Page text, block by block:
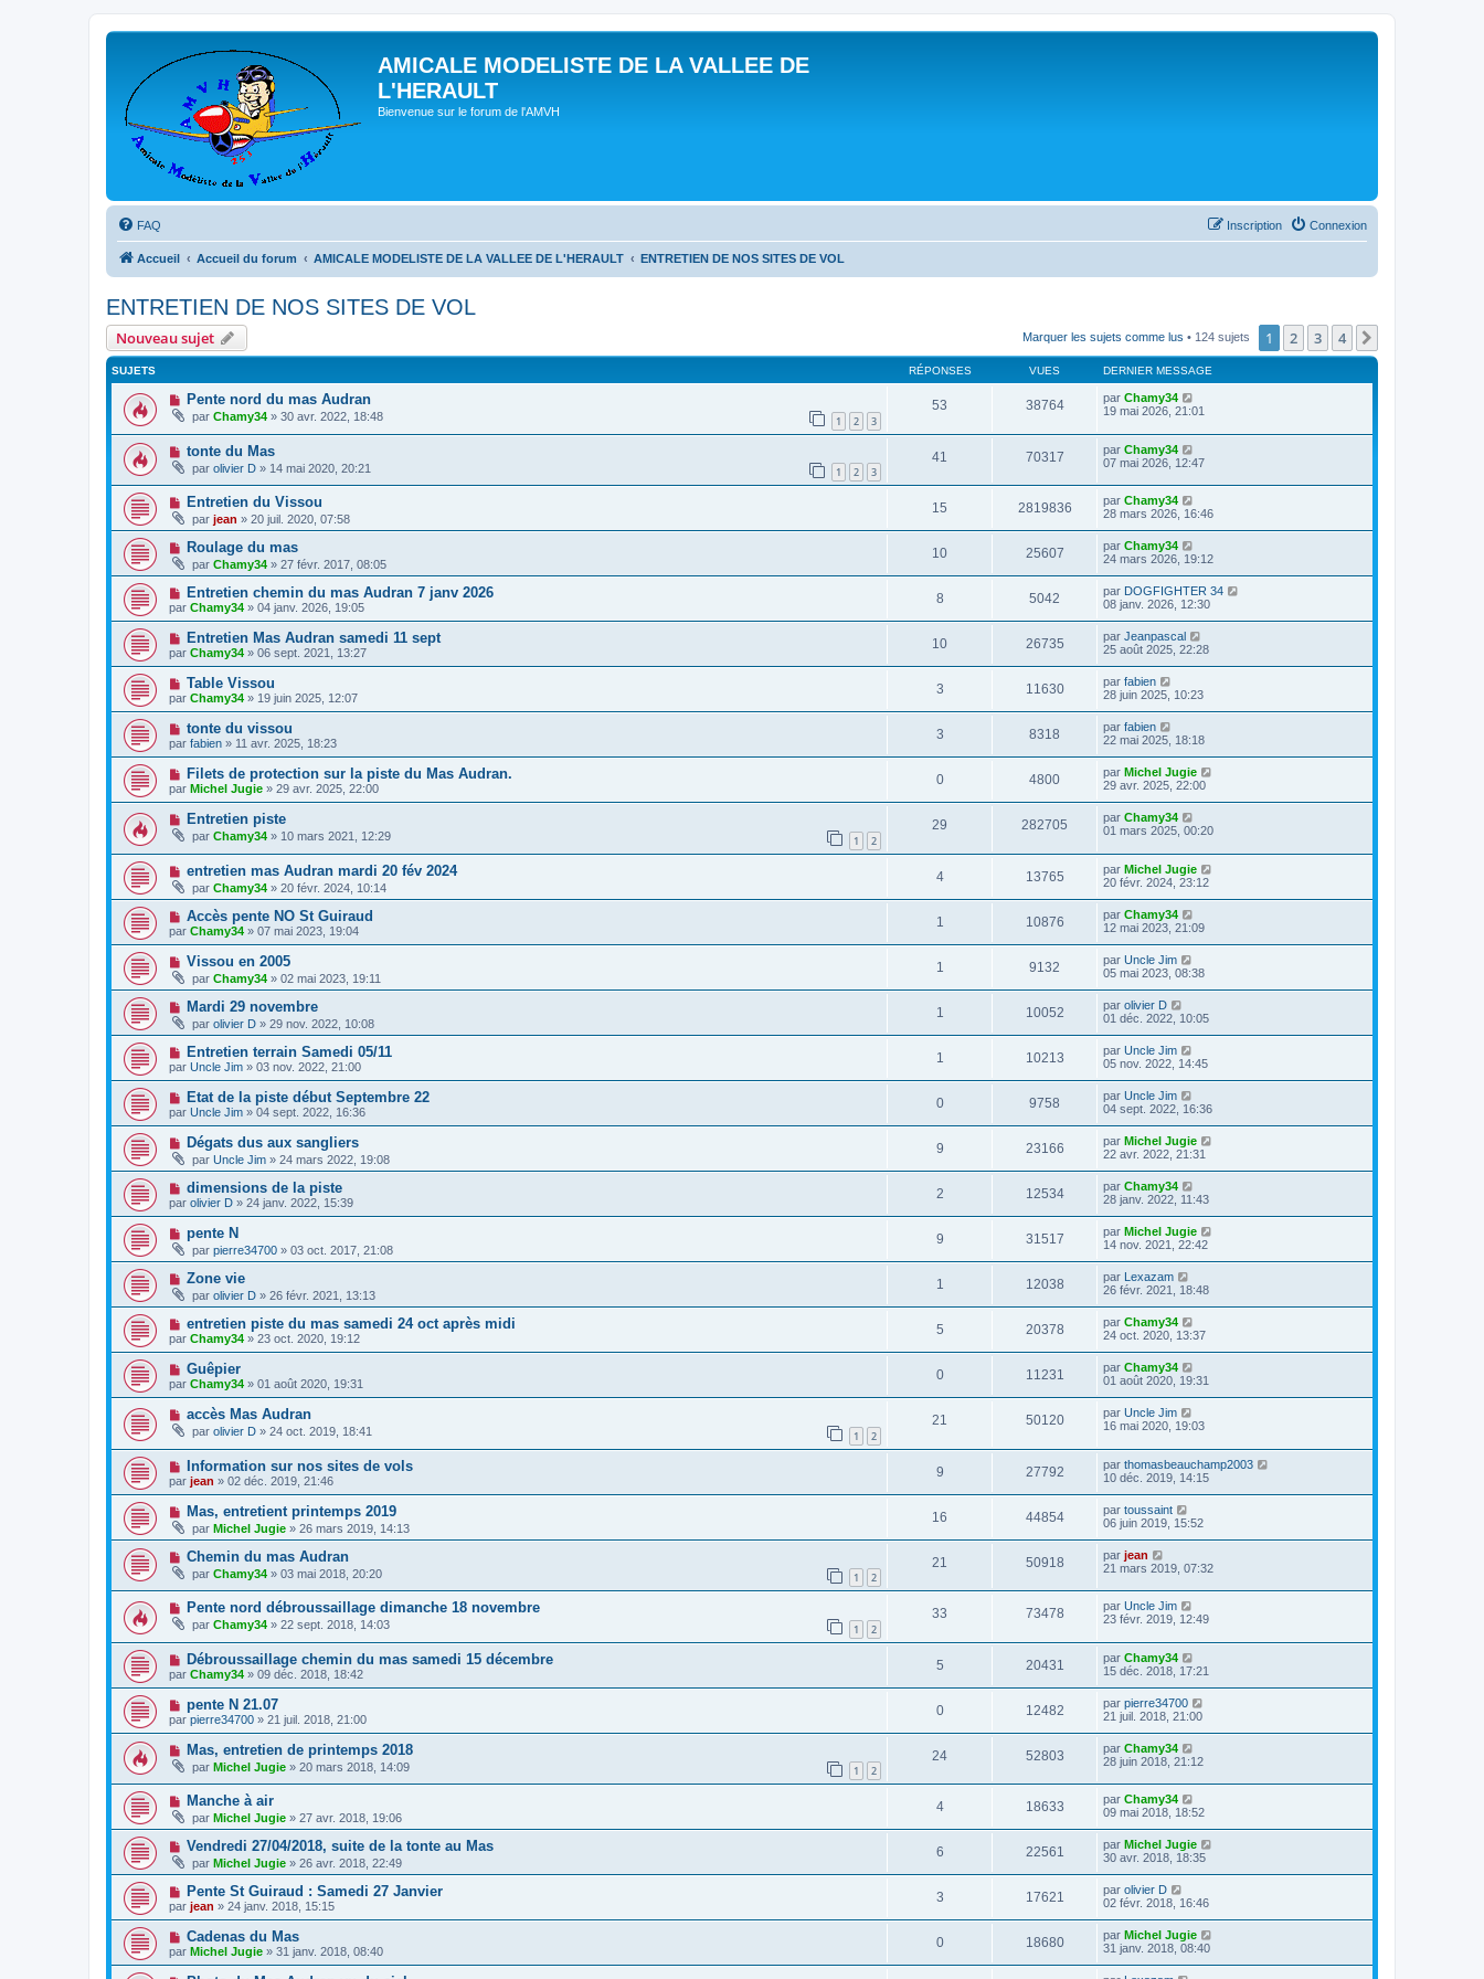
AMICALE MODELISTE DE LA VALLEE DE
L'HERAULT
Bienvenue sur le forum de l'AMVH
FAQ Connexion
Inscription
Accueil Accueil du forum AMICALE MODELISTE DE LA VALLEE DE L'HERAULT ENTRETIEN DE NOS SITES DE VOL
ENTRETIEN DE NOS SITES DE VOL
Nouveau sujet Marquer les sujets comme lus • 124 sujets 1 2 3 4
SUJETS RÉPONSES VUES DERNIER MESSAGE
Pente nord du mas Audran
par Chamy34 » 30 avr. 2022, 18:48 1 2 3
53 38764 par Chamy34
19 mai 2026, 21:01
tonte du Mas
par olivier D » 14 mai 2020, 20:21 1 2 3
41 70317 par Chamy34
07 mai 2026, 12:47
Entretien du Vissou
par jean » 20 juil. 2020, 07:58
15 2819836 par Chamy34
28 mars 2026, 16:46
Roulage du mas
par Chamy34 » 27 févr. 2017, 08:05
10 25607 par Chamy34
24 mars 2026, 19:12
Entretien chemin du mas Audran 7 janv 2026
par Chamy34 » 04 janv. 2026, 19:05
8 5042 par DOGFIGHTER 34
08 janv. 2026, 12:30
Entretien Mas Audran samedi 11 sept
par Chamy34 » 06 sept. 2021, 13:27
10 26735 par Jeanpascal
25 août 2025, 22:28
Table Vissou
par Chamy34 » 19 juin 2025, 12:07
3 11630 par fabien
28 juin 2025, 10:23
tonte du vissou
par fabien » 11 avr. 2025, 18:23
3 8318 par fabien
22 mai 2025, 18:18
Filets de protection sur la piste du Mas Audran.
par Michel Jugie » 29 avr. 2025, 22:00
0 4800 par Michel Jugie
29 avr. 2025, 22:00
Entretien piste
par Chamy34 » 10 mars 2021, 12:29 1 2
29 282705 par Chamy34
01 mars 2025, 00:20
entretien mas Audran mardi 20 fév 2024
par Chamy34 » 20 févr. 2024, 10:14
4 13765 par Michel Jugie
20 févr. 2024, 23:12
Accès pente NO St Guiraud
par Chamy34 » 07 mai 2023, 19:04
1 10876 par Chamy34
12 mai 2023, 21:09
Vissou en 2005
par Chamy34 » 02 mai 2023, 19:11
1 9132 par Uncle Jim
05 mai 2023, 08:38
Mardi 29 novembre
par olivier D » 29 nov. 2022, 10:08
1 10052 par olivier D
01 déc. 2022, 10:05
Entretien terrain Samedi 05/11
par Uncle Jim » 03 nov. 2022, 21:00
1 10213 par Uncle Jim
05 nov. 2022, 14:45
Etat de la piste début Septembre 22
par Uncle Jim » 04 sept. 2022, 16:36
0 9758 par Uncle Jim
04 sept. 2022, 16:36
Dégats dus aux sangliers
par Uncle Jim » 24 mars 2022, 19:08
9 23166 par Michel Jugie
22 avr. 2022, 21:31
dimensions de la piste
par olivier D » 24 janv. 2022, 15:39
2 12534 par Chamy34
28 janv. 2022, 11:43
pente N
par pierre34700 » 03 oct. 2017, 21:08
9 31517 par Michel Jugie
14 nov. 2021, 22:42
Zone vie
par olivier D » 26 févr. 2021, 13:13
1 12038 par Lexazam
26 févr. 2021, 18:48
entretien piste du mas samedi 24 oct après midi
par Chamy34 » 23 oct. 2020, 19:12
5 20378 par Chamy34
24 oct. 2020, 13:37
Guêpier
par Chamy34 » 01 août 2020, 19:31
0 11231 par Chamy34
01 août 2020, 19:31
accès Mas Audran
par olivier D » 24 oct. 2019, 18:41 1 2
21 50120 par Uncle Jim
16 mai 2020, 19:03
Information sur nos sites de vols
par jean » 02 déc. 2019, 21:46
9 27792 par thomasbeauchamp2003
10 déc. 2019, 14:15
Mas, entretient printemps 2019
par Michel Jugie » 26 mars 2019, 14:13
16 44854 par toussaint
06 juin 2019, 15:52
Chemin du mas Audran
par Chamy34 » 03 mai 2018, 20:20 1 2
21 50918 par jean
21 mars 2019, 07:32
Pente nord débroussaillage dimanche 18 novembre
par Chamy34 » 22 sept. 2018, 14:03 1 2
33 73478 par Uncle Jim
23 févr. 2019, 12:49
Débroussaillage chemin du mas samedi 15 décembre
par Chamy34 » 09 déc. 2018, 18:42
5 20431 par Chamy34
15 déc. 2018, 17:21
pente N 21.07
par pierre34700 » 21 juil. 2018, 21:00
0 12482 par pierre34700
21 juil. 2018, 21:00
Mas, entretien de printemps 2018
par Michel Jugie » 20 mars 2018, 14:09 1 2
24 52803 par Chamy34
28 juin 2018, 21:12
Manche à air
par Michel Jugie » 27 avr. 2018, 19:06
4 18633 par Chamy34
09 mai 2018, 18:52
Vendredi 27/04/2018, suite de la tonte au Mas
par Michel Jugie » 26 avr. 2018, 22:49
6 22561 par Michel Jugie
30 avr. 2018, 18:35
Pente St Guiraud : Samedi 27 Janvier
par jean » 24 janv. 2018, 15:15
3 17621 par olivier D
02 févr. 2018, 16:46
Cadenas du Mas
par Michel Jugie » 31 janv. 2018, 08:40
0 18680 par Michel Jugie
31 janv. 2018, 08:40